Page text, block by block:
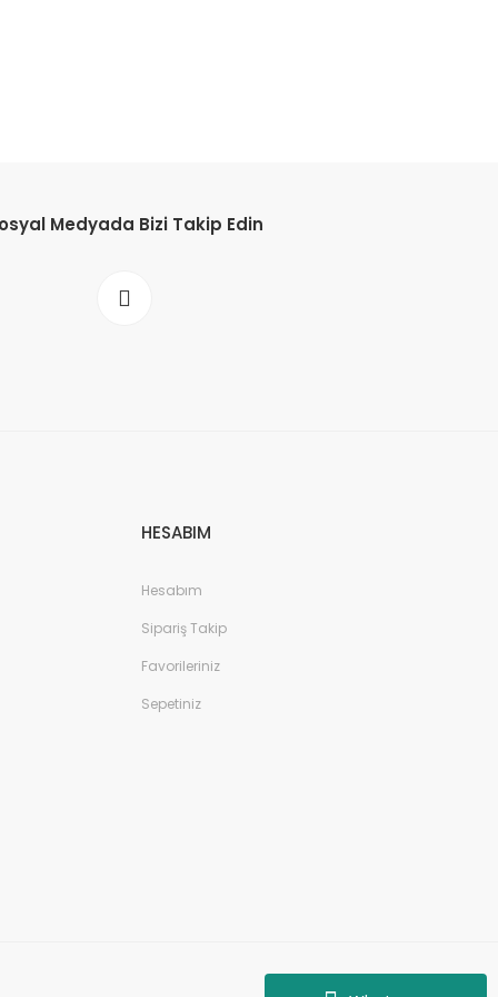
Medyada Bizi Takip Edin
HESABIM
Hesabım
Sipariş Takip
Favorileriniz
Sepetiniz